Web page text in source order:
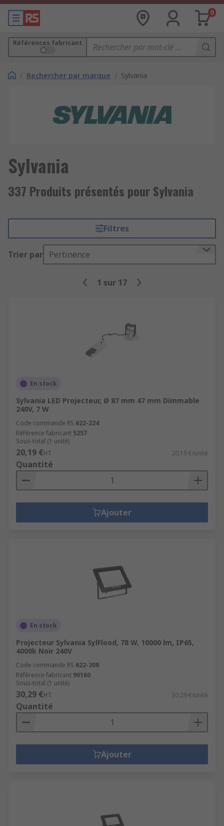
0
Références fabricant
/ Rechercher par marque / Sylvania
Sylvania
337 Produits présentés pour Sylvania
Filtres
Trier par Pertinence
1 sur 17
En stock
Sylvania LED Projecteur, Ø 87 mm 47 mm Dimmable
240V, 7 W
Code commande RS 622-224
Référence fabricant 5257
Sous-total (1 unité)
20,19 €HT 20,19 €/unité
Quantité
Ajouter
En stock
Projecteur Sylvania SylFlood, 78 W, 10000 lm, IP65,
4000k Noir 240V
Code commande RS 622-308
Référence fabricant 90160
Sous-total (1 unité)
30,29 €HT 30,29 €/unité
Quantité
Ajouter